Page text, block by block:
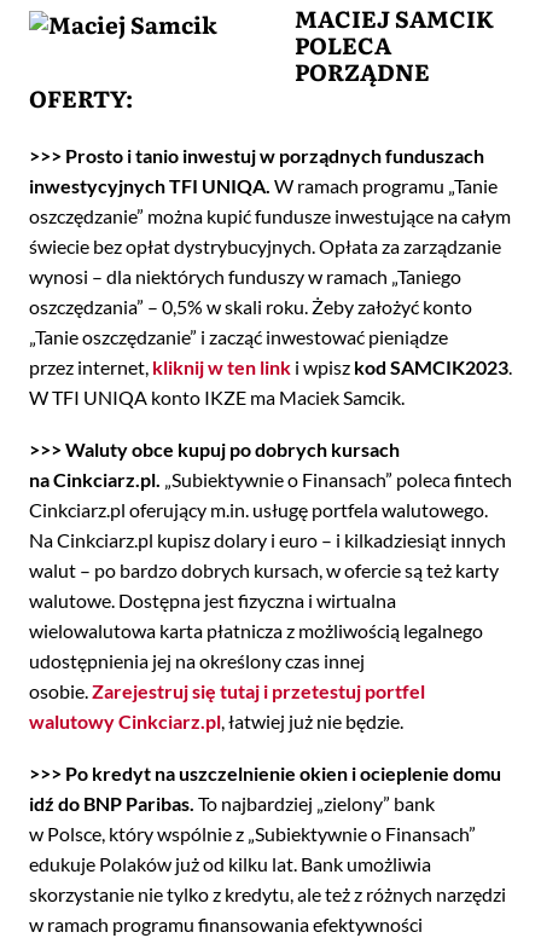
MACIEJ SAMCIK
POLECA
PORZĄDNE
OFERTY:
>>> Prosto i tanio inwestuj w porządnych funduszach
inwestycyjnych TFI UNIQA. W ramach programu „Tanie
oszczędzanie” można kupić fundusze inwestujące na całym
świecie bez opłat dystrybucyjnych. Opłata za zarządzanie
wynosi – dla niektórych funduszy w ramach „Taniego
oszczędzania” – 0,5% w skali roku. Żeby założyć konto
„Tanie oszczędzanie” i zacząć inwestować pieniądze
przez internet, kliknij w ten link i wpisz kod SAMCIK2023.
W TFI UNIQA konto IKZE ma Maciek Samcik.
>>> Waluty obce kupuj po dobrych kursach
na Cinkciarz.pl. „Subiektywnie o Finansach” poleca fintech
Cinkciarz.pl oferujący m.in. usługę portfela walutowego.
Na Cinkciarz.pl kupisz dolary i euro – i kilkadziesiąt innych
walut – po bardzo dobrych kursach, w ofercie są też karty
walutowe. Dostępna jest fizyczna i wirtualna
wielowalutowa karta płatnicza z możliwością legalnego
udostępnienia jej na określony czas innej
osobie.Zarejestruj się tutaj i przetestuj portfel
walutowy Cinkciarz.pl, łatwiej już nie będzie.
>>> Po kredyt na uszczelnienie okien i ocieplenie domu
idź do BNP Paribas. To najbardziej „zielony” bank
w Polsce, który wspólnie z „Subiektywnie o Finansach”
edukuje Polaków już od kilku lat. Bank umożliwia
skorzystanie nie tylko z kredytu, ale też z różnych narzędzi
w ramach programu finansowania efektywności